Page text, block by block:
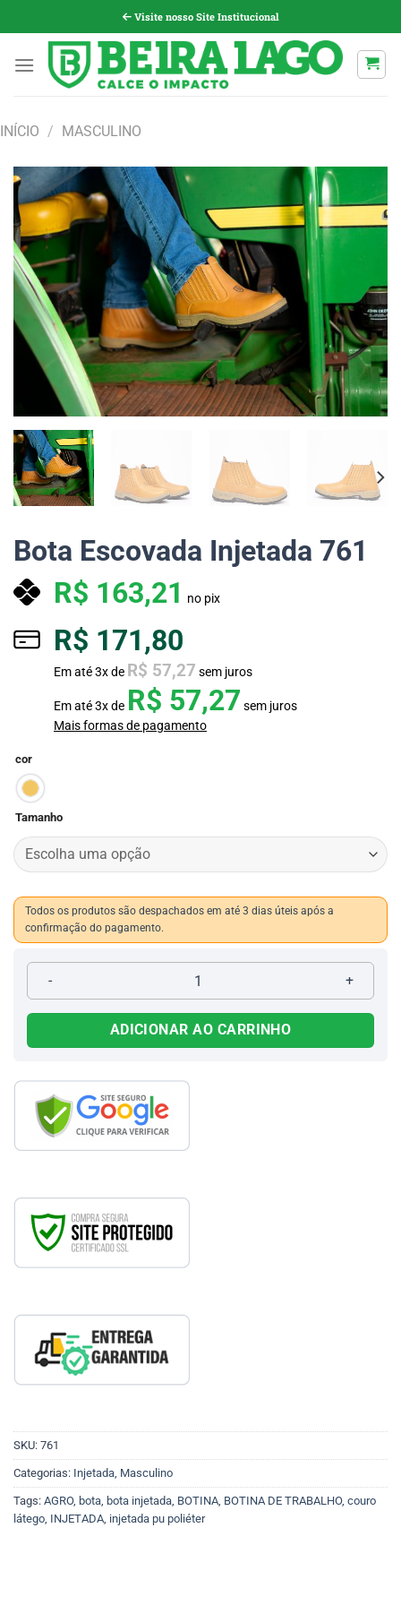
para
conteúdo
Visite nosso Site Institucional
INÍCIO / MASCULINO
Bota Escovada Injetada 761
R$ 163,21 no pix
R$ 171,80
Em até3x de R$ 57,27 sem juros
Em até3x de R$ 57,27 sem juros
Mais formas de pagamento
cor
Tamanho
Todos os produtos são despachados em até 3 dias úteis após a
confirmação do pagamento.
Bota Escovada Injetada 761 quantidade
ADICIONAR AO CARRINHO
SKU: 761
Categorias: Injetada Masculino
Tags: AGRO, bota bota injetada BOTINA BOTINA DE TRABALHO, couro
látego INJETADA injetada pu poliéter